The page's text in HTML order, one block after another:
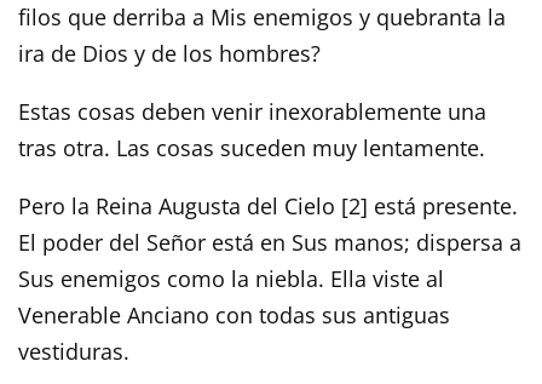
filos que derriba a Mis enemigos y quebranta la
ira de Dios y de los hombres?
Estas cosas deben venir inexorablemente una
tras otra. Las cosas suceden muy lentamente.
Pero la Reina Augusta del Cielo [2] está presente.
El poder del Señor está en Sus manos; dispersa a
Sus enemigos como la niebla. Ella viste al
Venerable Anciano con todas sus antiguas
vestiduras.